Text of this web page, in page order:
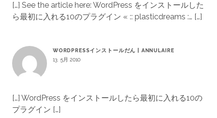
[…] See the article here: WordPress をインストールした
ら最初に入れる10のプラグイン « :: plasticdreams :… […]
WORDPRESSインストールだん | ANNULAIRE
13. 5月 2010
[…] WordPress をインストールしたら最初に入れる10の
プラグイン […]